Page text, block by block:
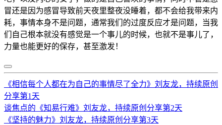
冒还是因为感冒导致前天夜里整夜没睡着，都不会给我带来内
耗，事情本身不是问题，通常我们的过度反应才是问题，当我
们自己根本就没有感觉是一个事儿的时候，也就不是事儿了，
力量也能更好的保存，甚至激发！
《相信每个人都在为自己的事情尽了全力》刘友龙，持续原创
分享第1天
谈焦点的《知易行难》刘友龙，持续原创分享第2天
《坚持的魅力》刘友龙，持续原创分享第3天